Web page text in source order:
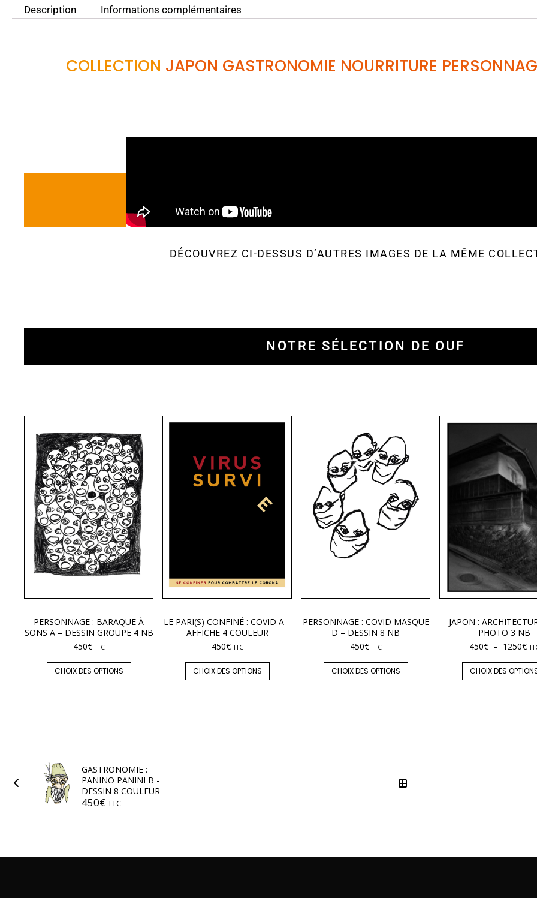
Description Informations complémentaires
COLLECTION JAPON GASTRONOMIE NOURRITURE
DÉCOUVREZ CI-DESSUS D’AUTRES IMAGES DE LA MÊME
NOTRE SÉLECTION DE OUF
PERSONNAGE : BARAQUE À
SONS A – DESSIN GROUPE 4 NB
450€ TTC
CHOIX DES OPTIONS
LE PARI(S) CONFINÉ : COVID A –
AFFICHE 4 COULEUR
450€ TTC
CHOIX DES OPTIONS
PERSONNAGE : COVID MASQUE
D – DESSIN 8 NB
450€ TTC
CHOIX DES OPTIONS
JAPON :
PHOTO 3 NB
450€ – 1250€
CHOIX DES
GASTRONOMIE :
PANINO PANINI B -
DESSIN 8 COULEUR
450€ TTC